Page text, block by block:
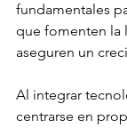
fundamentales
que fomenten la
aseguren un
Al integrar
centrarse en